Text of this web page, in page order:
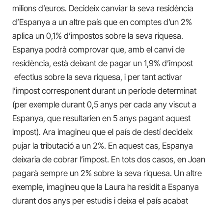
milions d’euros. Decideix canviar la seva residència
d’Espanya a un altre país que en comptes d’un 2%
aplica un 0,1% d’impostos sobre la seva riquesa.
Espanya podrà comprovar que, amb el canvi de
residència, està deixant de pagar un 1,9% d’impost
efectius sobre la seva riquesa, i per tant activar
l’impost corresponent durant un període determinat
(per exemple durant 0,5 anys per cada any viscut a
Espanya, que resultarien en 5 anys pagant aquest
impost). Ara imagineu que el país de destí decideix
pujar la tributació a un 2%. En aquest cas, Espanya
deixaria de cobrar l’impost. En tots dos casos, en Joan
pagarà sempre un 2% sobre la seva riquesa. Un altre
exemple, imagineu que la Laura ha residit a Espanya
durant dos anys per estudis i deixa el país acabat